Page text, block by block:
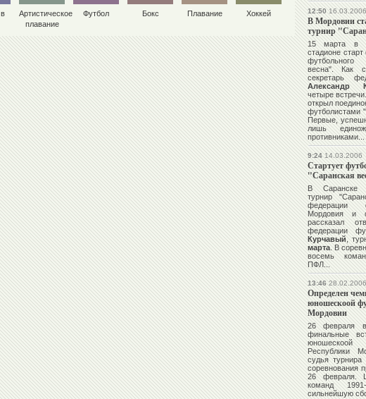
Артистическое
плавание
Футбол Бокс Плавание Хоккей 12:5016.03.2006
В Мордовии
турнир
15 марта в
стадионе
весна". Как
секретарь
Александр
четыре
открыл
футболистами
Первые,
лишь
противниками...
9:2414.03.2006
Стартует
"Саранская
В Саранске
турнир
федерации
Мордовия и
рассказал
федерации
Курчавый,
марта. В
восемь
ПФЛ...
13:4628.02.2006
Определен
юношескоой
Мордовии
26 февраля в
финальные
Республики
судья турнира
соревнования
26 февраля.
команд
сильнейшую